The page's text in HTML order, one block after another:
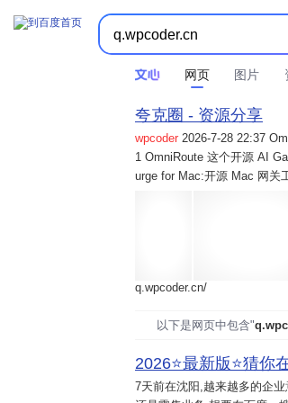
网页 图片
夸克圈 - 资源分享
wpcoder 2026-7-28 22:37
1 OmniRoute 这个开源 AI
urge for Mac:开源 Mac 网关
q.wpcoder.cn/
以下是网页中包含"
2026⭐️最新版⭐️猜你
7天前在沈阳,越来越多的企